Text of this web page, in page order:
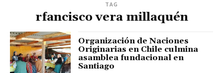
TAG
rfancisco vera millaquén
Organización de Naciones
Originarias en Chile culmina
asamblea fundacional en
Santiago